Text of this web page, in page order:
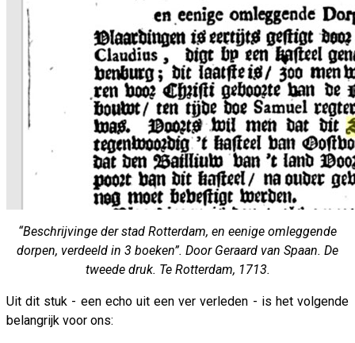
“Beschrijvinge der stad Rotterdam, en eenige omleggende
dorpen, verdeeld in 3 boeken”. Door Geraard van Spaan. De
tweede druk. Te Rotterdam, 1713.
Uit dit stuk - een echo uit een ver verleden - is het volgende
belangrijk voor ons: